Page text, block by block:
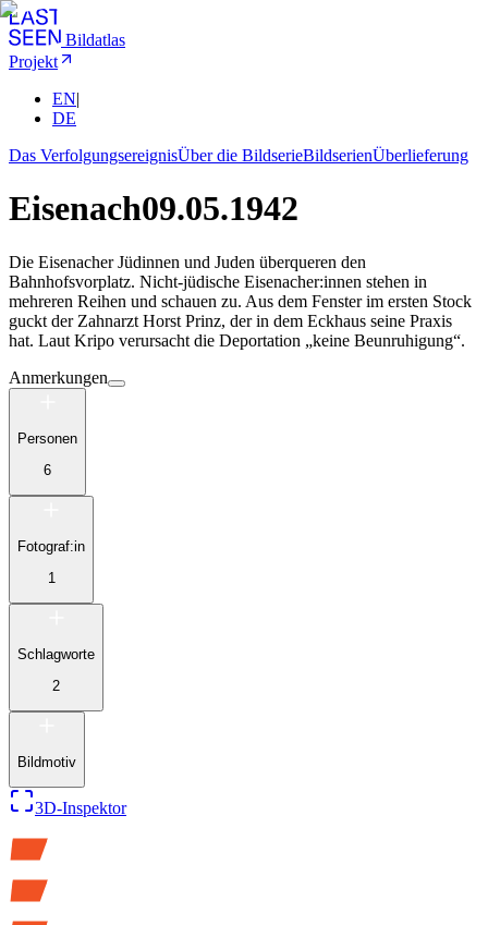
Bildatlas
Projekt
EN|
DE
Das VerfolgungsereignisÜber die BildserieBildserienÜberlieferung
Eisenach09.05.1942
Die Eisenacher Jüdinnen und Juden überqueren den
Bahnhofsvorplatz. Nicht-jüdische Eisenacher:innen stehen in
mehreren Reihen und schauen zu. Aus dem Fenster im ersten Stock
guckt der Zahnarzt Horst Prinz, der in dem Eckhaus seine Praxis
hat. Laut Kripo verursacht die Deportation „keine Beunruhigung“.
Anmerkungen
Personen
6
Fotograf:in
1
Schlagworte
2
Bildmotiv
3D-Inspektor